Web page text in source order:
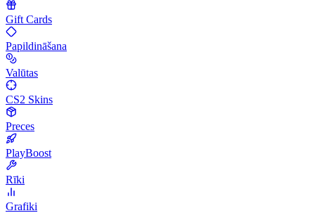
Gift Cards
Papildināšana
Valūtas
CS2 Skins
Preces
PlayBoost
Rīki
Grafiki